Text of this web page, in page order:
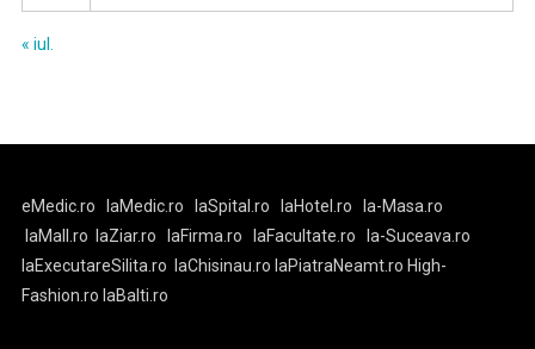
« iul.
eMedic.ro laMedic.ro laSpital.ro laHotel.ro
la-Masa.ro
laMall.ro
laZiar.ro laFirma.ro laFacultate.ro
la-Suceava.ro
laExecutareSilita.ro
laChisinau.ro laPiatraNeamt.ro High-
Fashion.ro laBalti.ro